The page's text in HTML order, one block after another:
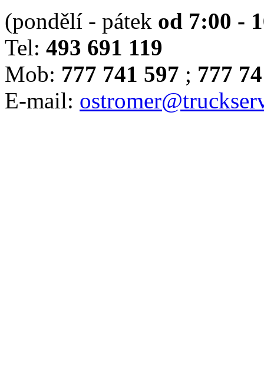
(pondělí - pátek od 7:00 -
Tel: 493 691 119
Mob: 777 741 597 ; 777
E-mail: